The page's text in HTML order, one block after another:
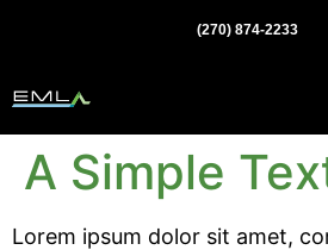
(270) 874-2233
A Simple
Lorem ipsum dolor sit amet,